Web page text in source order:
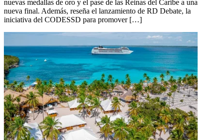
nuevas medallas de oro y el pase de las Reinas del Caribe a una
nueva final. Además, reseña el lanzamiento de RD Debate, la
iniciativa del CODESSD para promover […]